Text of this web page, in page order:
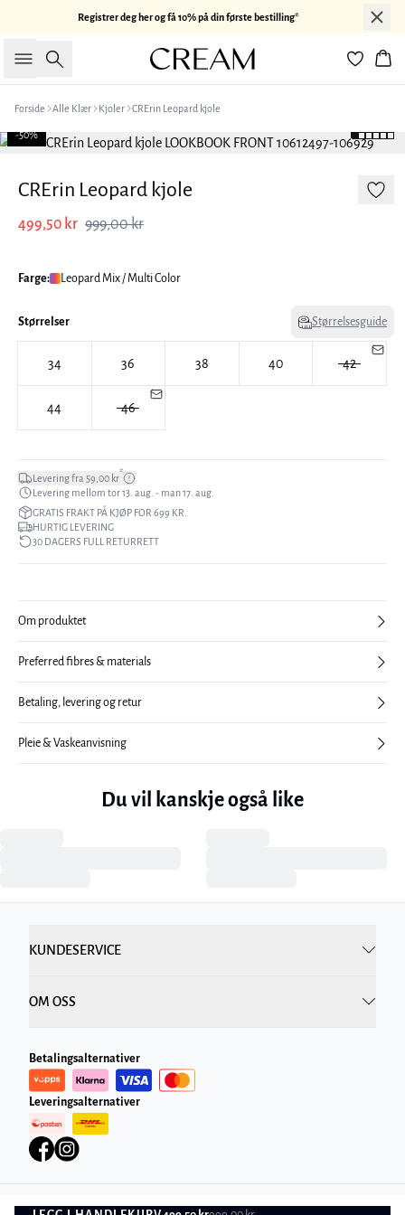
Registrer deg her og få 10% på din første bestilling*
Søk
Forside Alle Klær Kjoler CRErin Leopard kjole
-50%
CRErin Leopard kjole
499,50 kr 999,00 kr
Farge: Leopard Mix / Multi Color
Størrelser Størrelsesguide
34 36 38 40 42
44 46
Levering fra 59,00 kr*
Levering mellom tor 13. aug. - man 17. aug.
GRATIS FRAKT PÅ KJØP FOR 699 KR.
HURTIG LEVERING
30 DAGERS FULL RETURRETT
Om produktet
Preferred fibres & materials
Betaling, levering og retur
Pleie & Vaskeanvisning
Du vil kanskje også like
KUNDESERVICE
OM OSS
Betalingsalternativer
Leveringsalternativer